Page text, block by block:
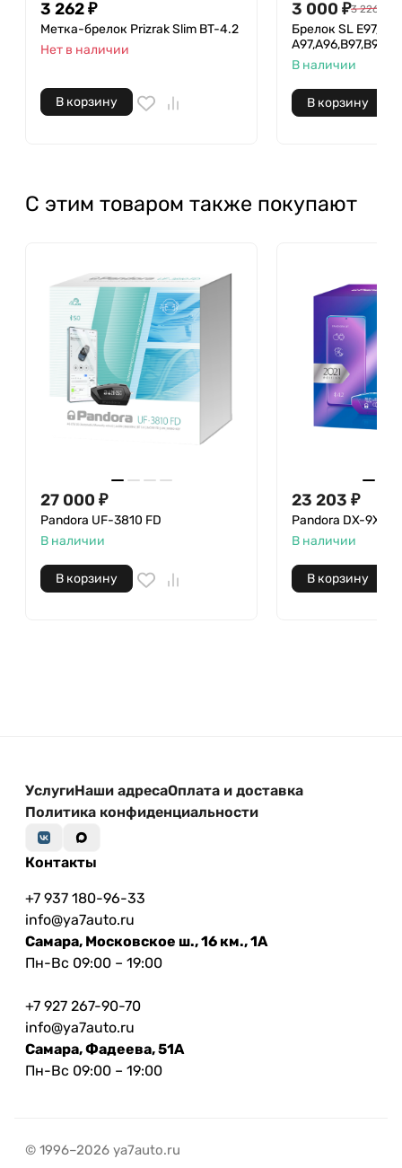
3 262₽
Метка-брелок Prizrak Slim BT-4.2
Нет в наличии
В корзину
3 000 ₽3 226
Брелок SL Е97/
A97,A96,B97,B96/
В наличии
В корзину
С этим товаром также покупают
27 000 ₽
Pandora UF-3810 FD
В наличии
В корзину
23 203 ₽
Pandora DX-9X
В наличии
В корзину
УслугиНаши адресаОплата и доставка
Политика конфиденциальности
Контакты
+7 937 180-96-33
info@ya7auto.ru
Самара, Московское ш., 16 км., 1А
Пн-Вс 09:00 – 19:00
+7 927 267-90-70
info@ya7auto.ru
Самара, Фадеева, 51А
Пн-Вс 09:00 – 19:00
© 1996–2026 ya7auto.ru